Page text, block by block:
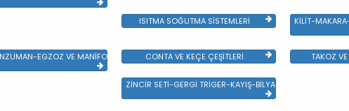
ISITMA SOĞUTMA SİSTEMLERİ KİLİT-
EGZOZ VE MANİFOLD CONTA VE KEÇE ÇEŞİTLERİ TAKOZ VE
ZİNCİR SETİ-GERGİ TRİGER-KAYIŞ-BİLYA VE DEVİRDAİM